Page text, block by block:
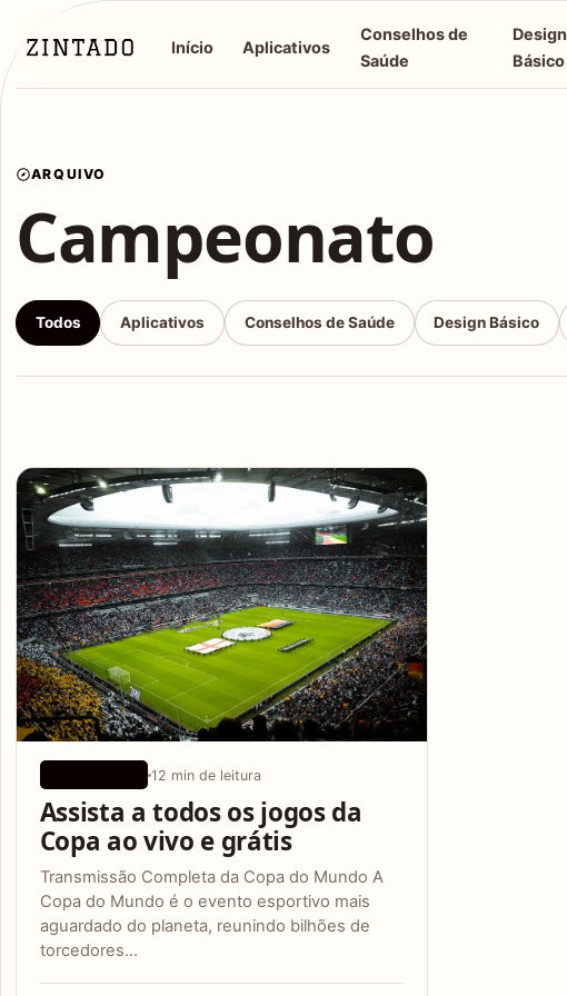
Início Aplicativos
Conselhos de
Saúde
Design
Básico
ARQUIVO
Campeonato
Todos Aplicativos Conselhos de Saúde Design Básico
Articles
12 min de leitura
Assista a todos os jogos da
Copa ao vivo e grátis
Transmissão Completa da Copa do Mundo A
Copa do Mundo é o evento esportivo mais
aguardado do planeta, reunindo bilhões de
torcedores…